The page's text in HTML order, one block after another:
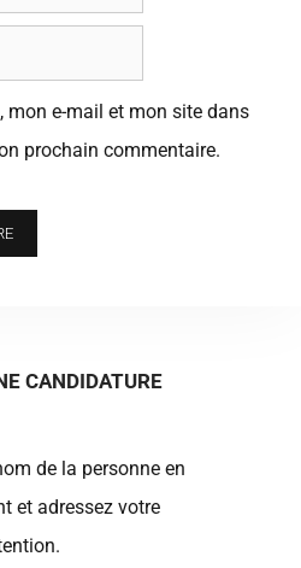
mon e-mail et mon site dans
prochain commentaire.
CANDIDATURE
de la personne en
et adressez votre